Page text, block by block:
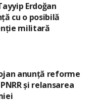
Erdoğan
cu o posibilă
militară
anunță reforme
și relansarea